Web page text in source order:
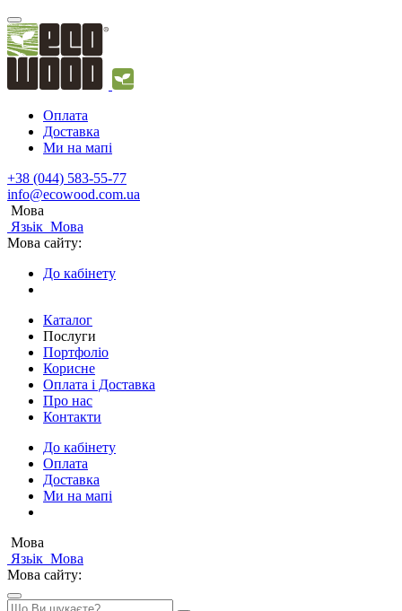
Оплата
Доставка
Ми на мапі
+38 (044) 583-55-77
info@ecowood.com.ua
Мова
Язьік Мова
Мова сайту:
До кабінету
Каталог
Послуги
Портфоліо
Корисне
Оплата і Доставка
Про нас
Контакти
До кабінету
Оплата
Доставка
Ми на мапі
Мова
Язьік Мова
Мова сайту: